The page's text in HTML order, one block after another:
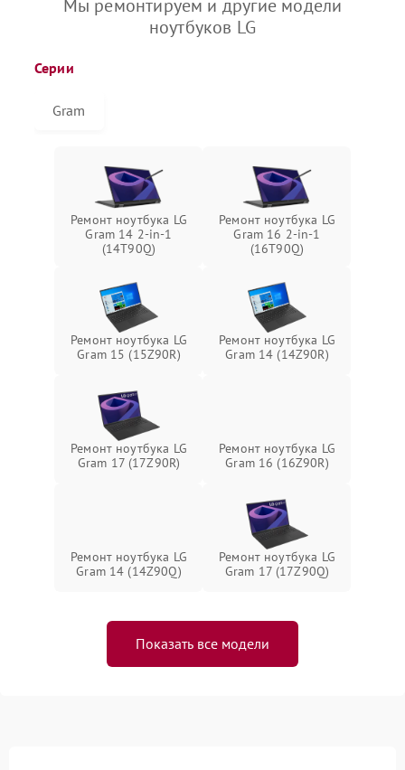
Мы ремонтируем и другие модели
ноутбуков LG
Серии
Gram
Ремонт ноутбука LG
Gram 14 2-in-1
(14T90Q)
Ремонт ноутбука LG
Gram 16 2-in-1
(16T90Q)
Ремонт ноутбука LG
Gram 15 (15Z90R)
Ремонт ноутбука LG
Gram 14 (14Z90R)
Ремонт ноутбука LG
Gram 17 (17Z90R)
Ремонт ноутбука LG
Gram 16 (16Z90R)
Ремонт ноутбука LG
Gram 14 (14Z90Q)
Ремонт ноутбука LG
Gram 17 (17Z90Q)
Показать все модели